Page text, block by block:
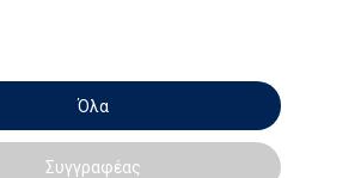
Όλα
Συγγραφέας